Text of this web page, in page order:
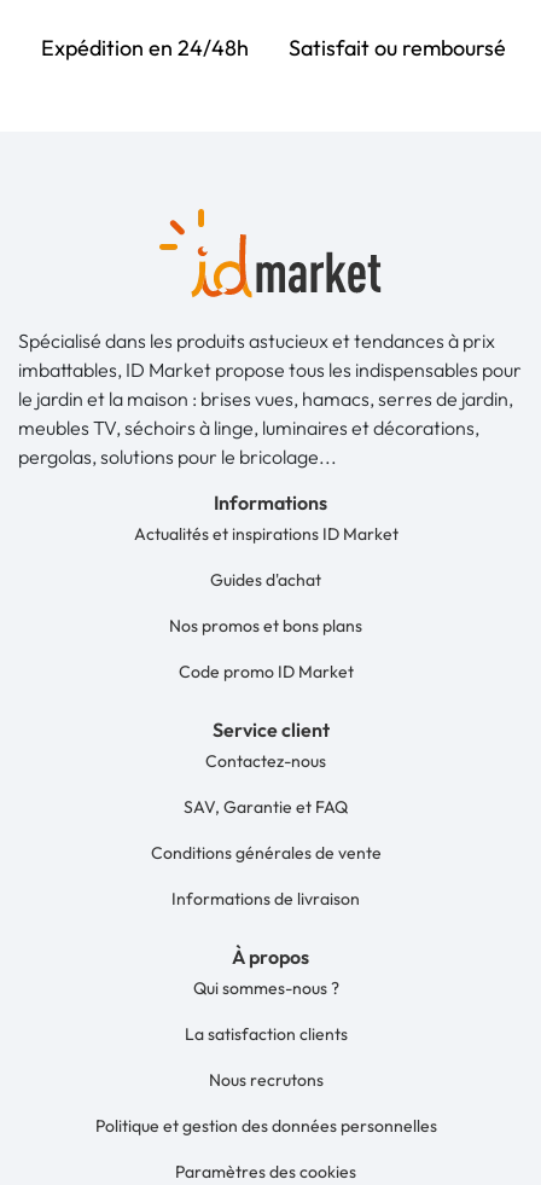
Expédition en 24/48h Satisfait ou remboursé
Spécialisé dans les produits astucieux et tendances à prix
imbattables, ID Market propose tous les indispensables pour
le jardin et la maison : brises vues, hamacs, serres de jardin,
meubles TV, séchoirs à linge, luminaires et décorations,
pergolas, solutions pour le bricolage...
Informations
Actualités et inspirations ID Market
Guides d'achat
Nos promos et bons plans
Code promo ID Market
Service client
Contactez-nous
SAV, Garantie et FAQ
Conditions générales de vente
Informations de livraison
À propos
Qui sommes-nous ?
La satisfaction clients
Nous recrutons
Politique et gestion des données personnelles
Paramètres des cookies